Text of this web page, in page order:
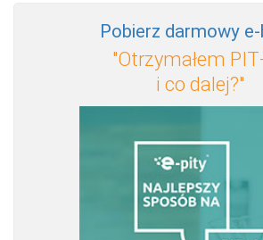
Pobierz darmowy
"Otrzymałem
i co dalej?"